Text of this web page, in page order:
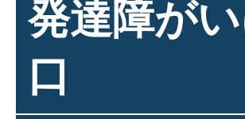
発達障が
口